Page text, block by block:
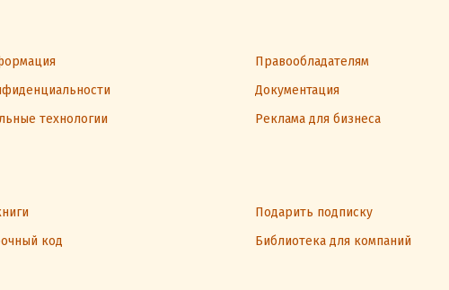
Правообладателям
Документация
технологии Реклама для бизнеса
Подарить подписку
код
Библиотека для компаний